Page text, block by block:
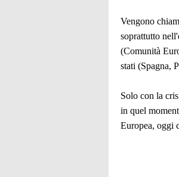
Vengono
soprattutto
(Comunità
stati (Spagna,
Solo con la
in quel
Europea, oggi